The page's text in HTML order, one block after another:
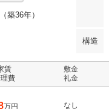
築36年）
構造
賃
費
敷金
礼金
万円
なし